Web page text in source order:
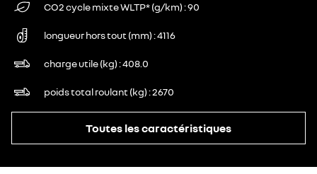
CO2 cycle mixte WLTP* (g/km) 90
longueur hors tout (mm) 4116
charge utile (kg) 408.0
poids total roulant (kg) 2670
Toutes les caractéristiques